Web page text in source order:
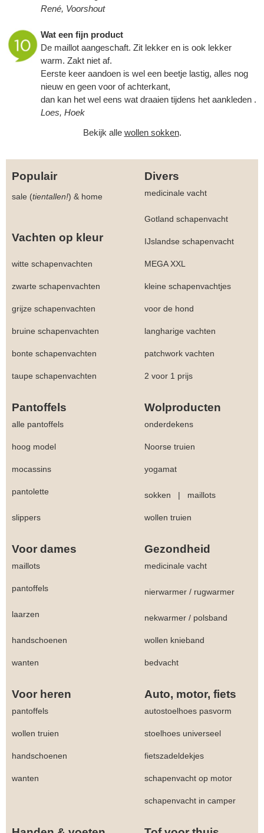
René, Voorshout
Wat een fijn product
De maillot aangeschaft. Zit lekker en is ook lekker
warm. Zakt niet af.
Eerste keer aandoen is wel een beetje lastig, alles nog
nieuw en geen voor of achterkant,
dan kan het wel eens wat draaien tijdens het aankleden .
Loes, Hoek
Bekijk alle wollen sokken.
Populair Divers
sale (tientallen!) & home medicinale vacht
Gotland schapenvacht
Vachten op kleur IJslandse schapenvacht
witte schapenvachten MEGA XXL
zwarte schapenvachten kleine schapenvachtjes
grijze schapenvachten voor de hond
bruine schapenvachten langharige vachten
bonte schapenvachten patchwork vachten
taupe schapenvachten 2 voor 1 prijs
Pantoffels Wolproducten
alle pantoffels onderdekens
hoog model Noorse truien
mocassins yogamat
pantolette sokken | maillots
slippers wollen truien
Voor dames Gezondheid
maillots medicinale vacht
pantoffels nierwarmer / rugwarmer
laarzen nekwarmer / polsband
handschoenen wollen knieband
wanten bedvacht
Voor heren Auto, motor, fiets
pantoffels autostoelhoes pasvorm
wollen truien stoelhoes universeel
handschoenen fietszadeldekjes
wanten schapenvacht op motor
schapenvacht in camper